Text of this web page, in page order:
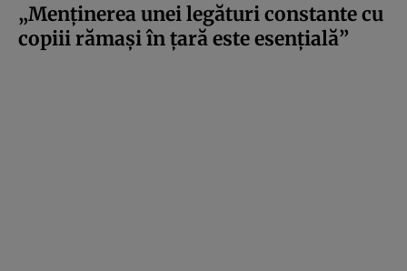
„Menținerea unei legături constante cu
copiii rămași în țară este esențială”